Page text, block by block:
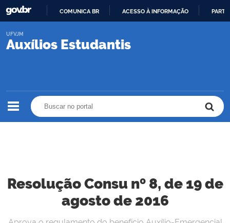
O
COMUNICA BR ACESSO À INFORMAÇÃO
Auxílios Estudantis
UFVJM
Resolução Consu nº 8, de 19 de
agosto de 2016